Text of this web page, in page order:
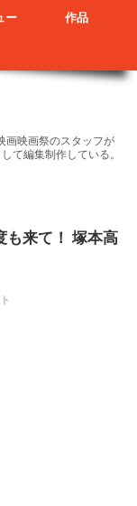
ー 作品
画映画祭のスタッフが
て編集制作している。
も来て！ 塚本高